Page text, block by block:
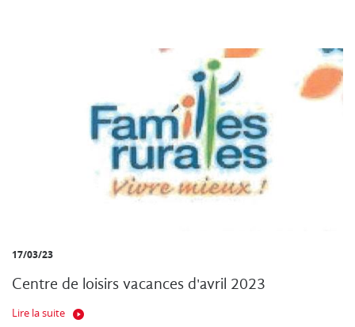
17/03/23
Centre de loisirs vacances d'avril 2023
Lire la suite